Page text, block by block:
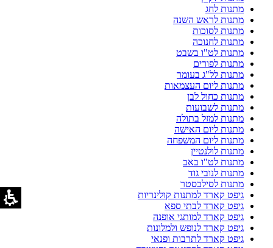
מתנות לחג
מתנות לראש השנה
מתנות לסוכות
מתנות לחנוכה
מתנות לט"ו בשבט
מתנות לפורים
מתנות לל"ג בעומר
מתנות ליום העצמאות
מתנות כחול לבן
מתנות לשבועות
מתנות למזל בתולה
מתנות ליום האישה
מתנות ליום המשפחה
מתנות לולנטיין
מתנות לט"ו באב
מתנות לנובי גוד
מתנות לסילבסטר
גיפט קארד למתנות קולינריות
גיפט קארד לבתי ספא
גיפט קארד למותגי אופנה
גיפט קארד לנופש ולמלונות
גיפט קארד לתרבות ופנאי